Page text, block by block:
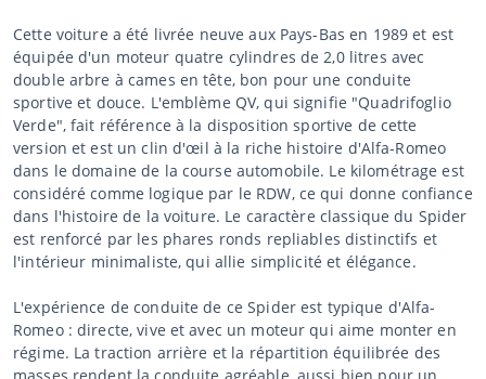
Cette voiture a été livrée neuve aux Pays-Bas en 1989 et est
équipée d'un moteur quatre cylindres de 2,0 litres avec
double arbre à cames en tête, bon pour une conduite
sportive et douce. L'emblème QV, qui signifie "Quadrifoglio
Verde", fait référence à la disposition sportive de cette
version et est un clin d'œil à la riche histoire d'Alfa-Romeo
dans le domaine de la course automobile. Le kilométrage est
considéré comme logique par le RDW, ce qui donne confiance
dans l'histoire de la voiture. Le caractère classique du Spider
est renforcé par les phares ronds repliables distinctifs et
l'intérieur minimaliste, qui allie simplicité et élégance.
L'expérience de conduite de ce Spider est typique d'Alfa-
Romeo : directe, vive et avec un moteur qui aime monter en
régime. La traction arrière et la répartition équilibrée des